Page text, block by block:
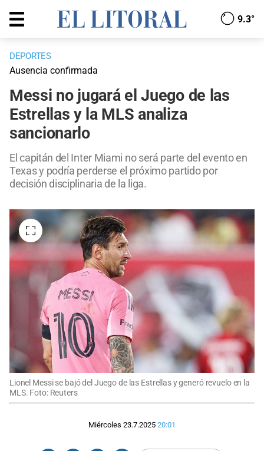
9.3°
DEPORTES
Ausencia confirmada
Messi no jugará el Juego de las
Estrellas y la MLS analiza
sancionarlo
El capitán del Inter Miami no será parte del evento en
Texas y podría perderse el próximo partido por
decisión disciplinaria de la liga.
Lionel Messi se bajó del Juego de las Estrellas y generó revuelo en la
MLS. Foto: Reuters
Miércoles 23.7.2025 20:01